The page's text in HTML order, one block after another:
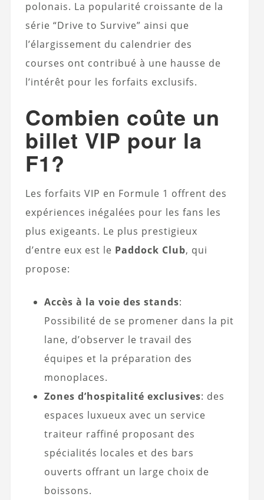
polonais. La popularité croissante de la
série “Drive to Survive” ainsi que
l’élargissement du calendrier des
courses ont contribué à une hausse de
l’intérêt pour les forfaits exclusifs.
Combien coûte un
billet VIP pour la
F1?
Les forfaits VIP en Formule 1 offrent des
expériences inégalées pour les fans les
plus exigeants. Le plus prestigieux
d’entre eux est le Paddock Club, qui
propose:
Accès à la voie des stands:
Possibilité de se promener dans la pit
lane, d’observer le travail des
équipes et la préparation des
monoplaces.
Zones d’hospitalité exclusives: des
espaces luxueux avec un service
traiteur raffiné proposant des
spécialités locales et des bars
ouverts offrant un large choix de
boissons.